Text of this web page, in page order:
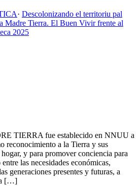
· Descolonizando el territoriu pal
Madre Tierra. El Buen Vivir frente al
2025
TIERRA fue establecido en NNUU a
reconocimiento a la Tierra y sus
y para promover conciencia para
las necesidades económicas,
generaciones presentes y futuras, a
[…]